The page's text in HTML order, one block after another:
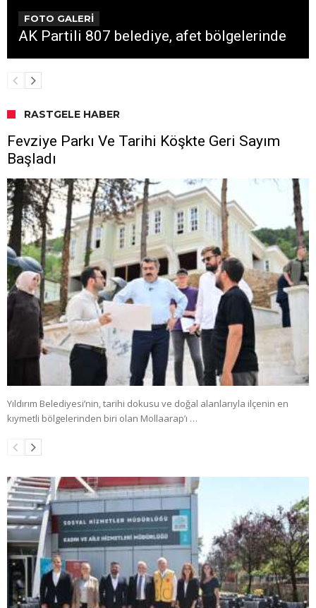
FOTO GALERİ
AK Partili 807 belediye, afet bölgelerinde
RASTGELE HABER
Fevziye Parkı Ve Tarihi Köşkte Geri Sayım
Başladı
Yıldırım Belediyesi’nin, tarihi dokusu ve doğal alanlarıyla ilçenin en
kıymetli bölgelerinden biri olan Mollaarap’ı …